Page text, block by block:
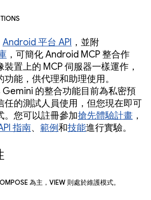
Android 平台 API ，並附
，可簡化 Android MCP 整合作
置上的 MCP 伺服器一樣運作，
能，供代理和助理使用。
的整合功能目前為私密預
任的測試人員使用，但您現在即可
。您可以註冊參加搶先體驗計畫 ，
指南、 範例和技能進行實驗。
為主，View 則處於維護模式。